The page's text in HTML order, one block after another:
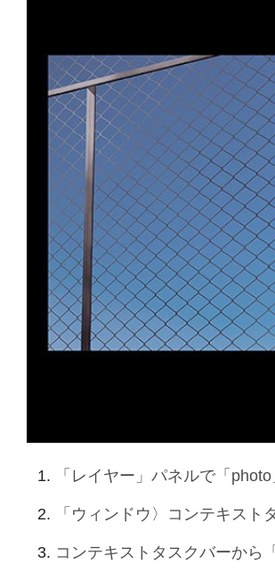
「レイヤー」パネルで「
「ウィンドウ〉コンテキスト
コンテキストタスクバーから